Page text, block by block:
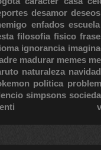
desamor deseos
enfados escuela
filosofia fisico
ignorancia
madurar memes
naturaleza navidad
politica
simpsons